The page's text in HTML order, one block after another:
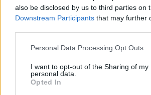
also be disclosed by us to third parties on
Downstream Participants that may further
Personal Data Processing Opt Outs
I want to opt-out of the Sharing of my
personal data.
Opted In
ANALIZĂ. Armata de
rachetele hipersonice Kinjal,